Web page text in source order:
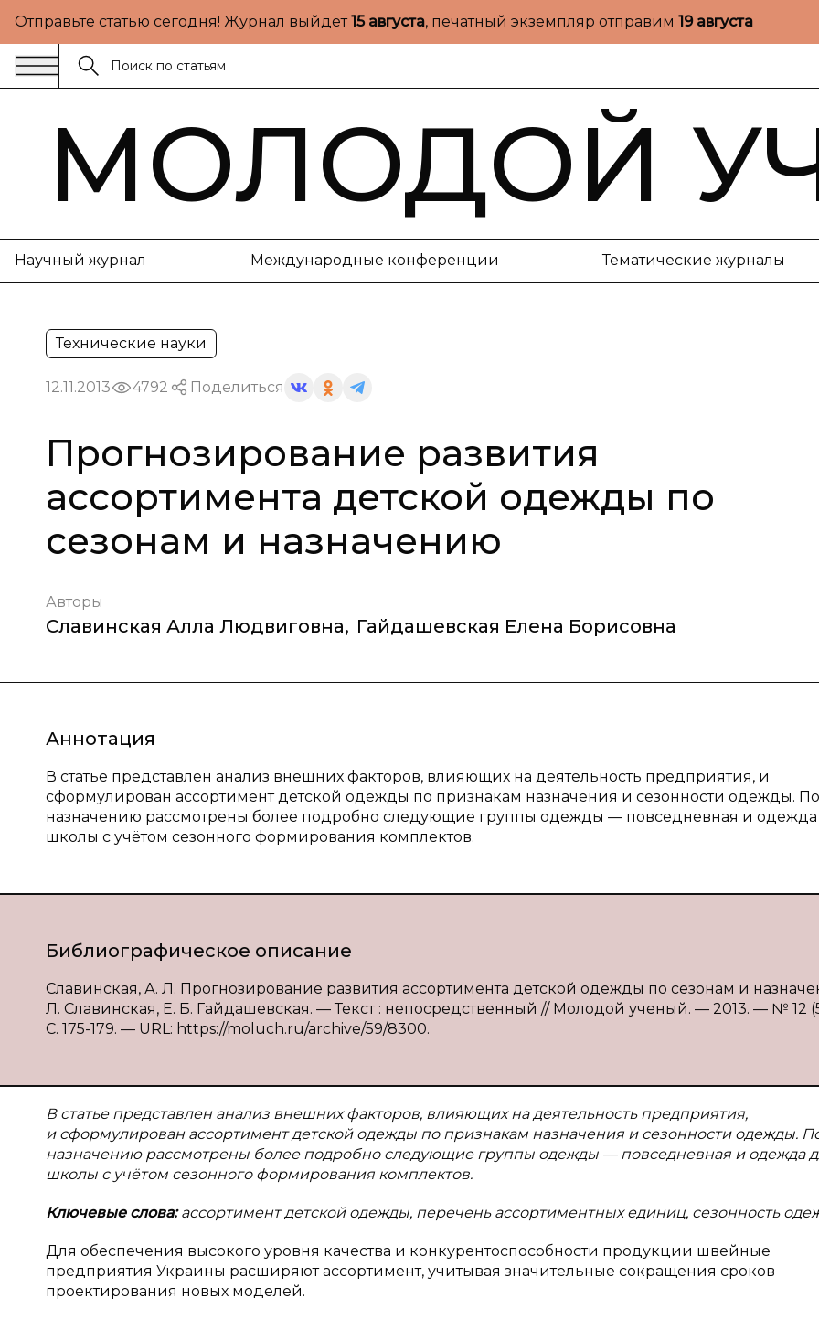
Отправьте статью сегодня! Журнал выйдет15 августа, печатный экземпляр отправим 19 августа
МОЛОДОЙ
Научный журнал Международные конференции Тематические журналы
Технические науки
12.11.2013 4792 Поделиться
Прогнозирование развития
ассортимента детской одежды по
сезонам и назначению
Авторы
Славинская Алла Людвиговна, Гайдашевская Елена Борисовна
Аннотация
В статье представлен анализ внешних факторов, влияющих на деятельность предприятия, и
сформулирован ассортимент детской одежды по признакам назначения и сезонности одежды. По
назначению рассмотрены более подробно следующие группы одежды — повседневная и одежда
школы с учётом сезонного формирования комплектов.
Библиографическое описание
Славинская, А. Л. Прогнозирование развития ассортимента детской одежды по сезонам и
Л. Славинская, Е. Б. Гайдашевская. — Текст : непосредственный // Молодой ученый. — 2013. — № 12
С. 175-179. — URL: https://moluch.ru/archive/59/8300.
В статье представлен анализ внешних факторов, влияющих на деятельность предприятия,
и сформулирован ассортимент детской одежды по признакам назначения и сезонности одежды.
назначению рассмотрены более подробно следующие группы одежды — повседневная и одежда
школы с учётом сезонного формирования комплектов.
Ключевые слова: ассортимент детской одежды, перечень ассортиментных единиц, сезонность
Для обеспечения высокого уровня качества и конкурентоспособности продукции швейные
предприятия Украины расширяют ассортимент, учитывая значительные сокращения сроков
проектирования новых моделей.